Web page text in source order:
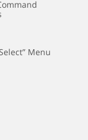
Menu